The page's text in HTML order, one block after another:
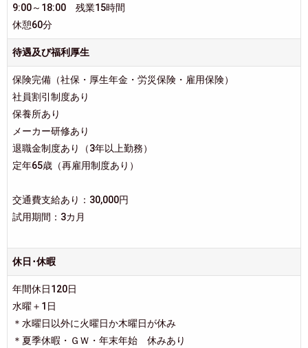
9:00～18:00 残業15時間
休憩60分
待遇及び福利厚生
保険完備（社保・厚生年金・労災保険・雇用保険）
社員割引制度あり
保養所あり
メーカー研修あり
退職金制度あり（3年以上勤務）
定年65歳（再雇用制度あり）
交通費支給あり：30,000円
試用期間：3カ月
休日･休暇
年間休日120日
水曜＋1日
＊水曜日以外に火曜日か木曜日が休み
＊夏季休暇・ＧＷ・年末年始 休みあり